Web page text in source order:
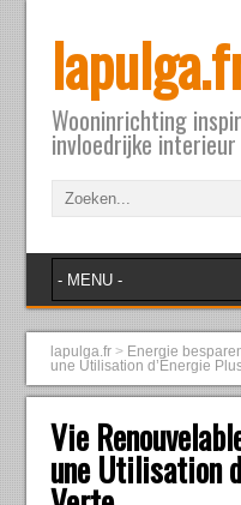
Wooninrichting
invloedrijke
lapulga.fr > Energie
une Utilisation d’Énergie
Vie
une Utilisation